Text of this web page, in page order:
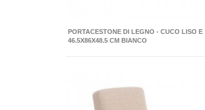
PORTACESTONE DI LEGNO - CUCO LISO E
46.5X86X48.5 CM BIANCO